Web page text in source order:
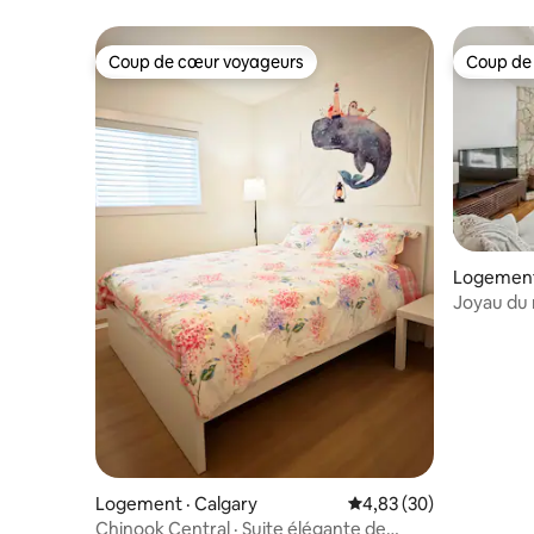
Coup de cœur voyageurs
Coup de cœur voyageurs
Logement · Calgary Note moyenne de
4,83 (30)
Chinook Central · Suite élégante de
Coup
Coup
Joyau du